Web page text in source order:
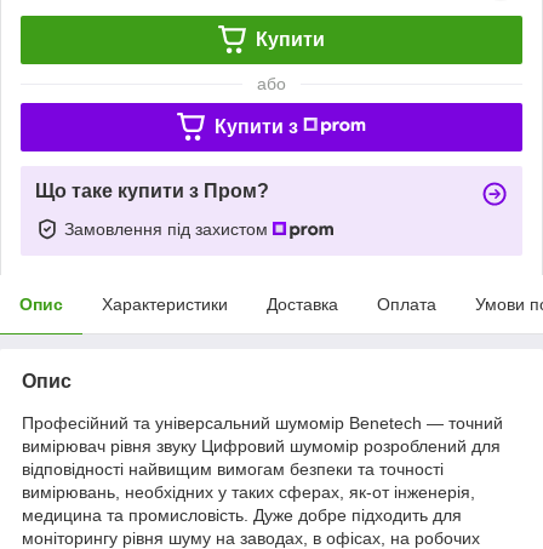
Купити
або
Купити з
Що таке купити з Пром?
Замовлення під захистом
Опис Характеристики Доставка Оплата Умови
Опис
Професійний та універсальний шумомір Benetech — точний
вимірювач рівня звуку Цифровий шумомір розроблений для
відповідності найвищим вимогам безпеки та точності
вимірювань, необхідних у таких сферах, як-от інженерія,
медицина та промисловість. Дуже добре підходить для
моніторингу рівня шуму на заводах, в офісах, на робочих